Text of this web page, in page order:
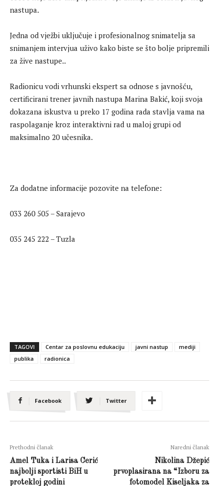
nastupa.
Jedna od vježbi uključuje i profesionalnog snimatelja sa
snimanjem intervjua uživo kako biste se što bolje pripremili
za žive nastupe..
Radionicu vodi vrhunski ekspert sa odnose s javnošću,
certificirani trener javnih nastupa Marina Bakić, koji svoja
dokazana iskustva u preko 17 godina rada stavlja vama na
raspolaganje kroz interaktivni rad u maloj grupi od
maksimalno 20 učesnika.
Za dodatne informacije pozovite na telefone:
033 260 505 – Sarajevo
035 245 222 – Tuzla
TAGOVI Centar za poslovnu edukaciju javni nastup
mediji
publika
radionica
Facebook Twitter
Prethodni članak
Amel Tuka i Larisa Cerić
najbolji sportisti BiH u
protekloj godini
Naredni članak
Nikolina Džepić
prvoplasirana na “Izboru za
fotomodel Kiseljaka za